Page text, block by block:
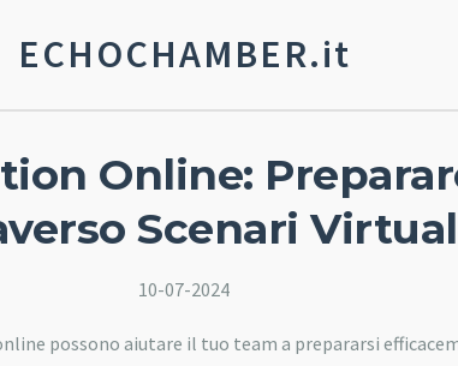
ECHOCHAMBER.it
Online:
Scenari
10-07-2024
possono aiutare il tuo team a prepararsi